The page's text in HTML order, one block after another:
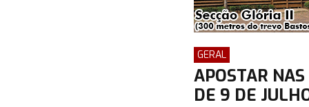
GERAL
APOSTAR
DE 9 DE